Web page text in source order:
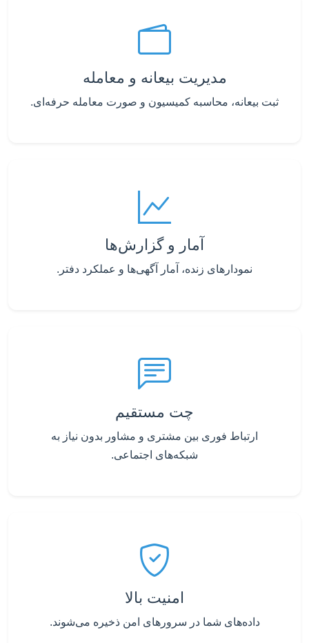
مدیریت بیعانه و معامله
ثبت بیعانه، محاسبه کمیسیون و صورت معامله حرفه‌ای.
آمار و گزارش‌ها
نمودارهای زنده، آمار آگهی‌ها و عملکرد دفتر.
چت مستقیم
ارتباط فوری بین مشتری و مشاور بدون نیاز به
شبکه‌های اجتماعی.
امنیت بالا
داده‌های شما در سرورهای امن ذخیره می‌شوند.